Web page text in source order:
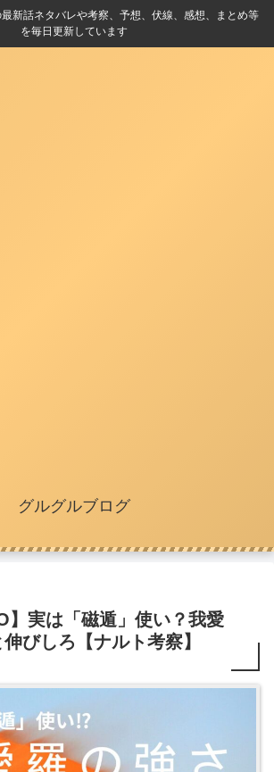
新話ネタバレや考察、予想、伏線、感想、まとめ等
を毎日更新しています
グルグルブログ
】実は「磁遁」使い？我愛
びしろ【ナルト考察】